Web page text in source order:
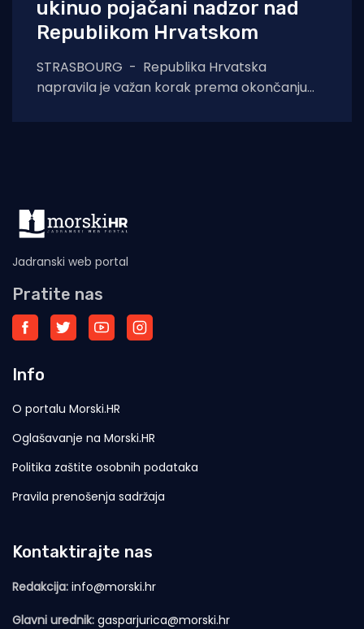
ukinuo pojačani nadzor nad
Republikom Hrvatskom
STRASBOURG - Republika Hrvatska
napravila je važan korak prema okončanju
Jadranski web portal
Pratite nas
Info
O portalu Morski.HR
Oglašavanje na Morski.HR
Politika zaštite osobnih podataka
Pravila prenošenja sadržaja
Kontaktirajte nas
Redakcija: info@morski.hr
Glavni urednik: gasparjurica@morski.hr